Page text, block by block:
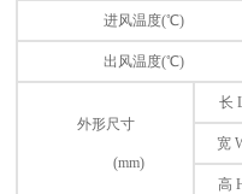
进风温度(℃)
出风温度(℃)
外形尺寸
(mm)
长
宽
高